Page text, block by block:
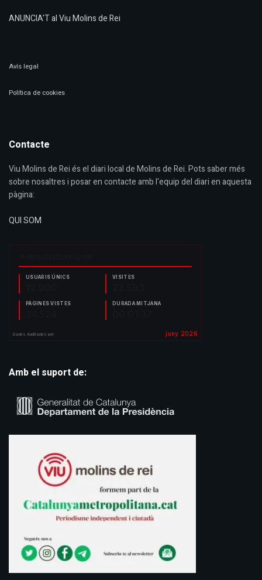
ANUNCIA'T al Viu Molins de Rei
Avís legal
Política de cookies
Contacte
Viu Molins de Rei és el diari local de Molins de Rei. Pots saber més
sobre nosaltres i posar en contacte amb l'equip del diari en aquesta
pàgina:
QUI SOM
Amb el suport de: